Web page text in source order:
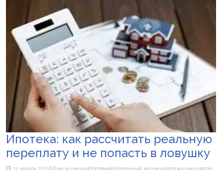
Ипотека: как рассчитать реальную
переплату и не попасть в ловушку
11 марта 2026Дом и семьяИпотекаИпотечный калькуляторкалькулятор